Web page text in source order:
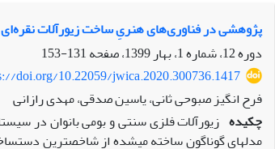
پژوهشی در فناوری‌های‌ هنریِ ساخت زیورآلات
دوره 12، شماره 1، بهار 1399، صفحه
131-153
doi.org/10.22059/jwica.2020.300736.1417
فرح انگیز صبوحی ثانی، یاسین صدقی، مهدی رازانی
چکیده زیورآلات فلزی سنتی و بومی بانوان در
مدل‏های گوناگون ساخته می‏شده از شاخص‏ترین